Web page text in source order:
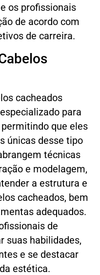
os profissionais
de acordo com
de carreira.
cacheados
para
que eles
únicas desse tipo
técnicas
e modelagem,
a estrutura e
cacheados, bem
adequados.
de
suas habilidades,
e se destacar
estética.